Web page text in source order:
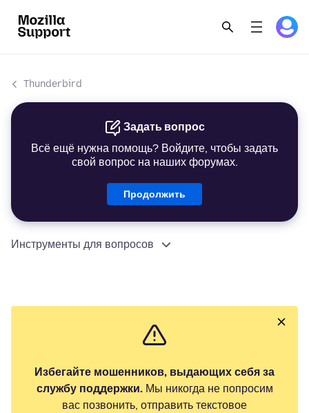
Thunderbird
Задать вопрос
Всё ещё нужна помощь? Войдите, чтобы задать
свой вопрос на наших форумах.
Продолжить
Инструменты для вопросов
Избегайте мошенников, выдающих себя за
службу поддержки.Мы никогда не попросим
вас позвонить, отправить текстовое